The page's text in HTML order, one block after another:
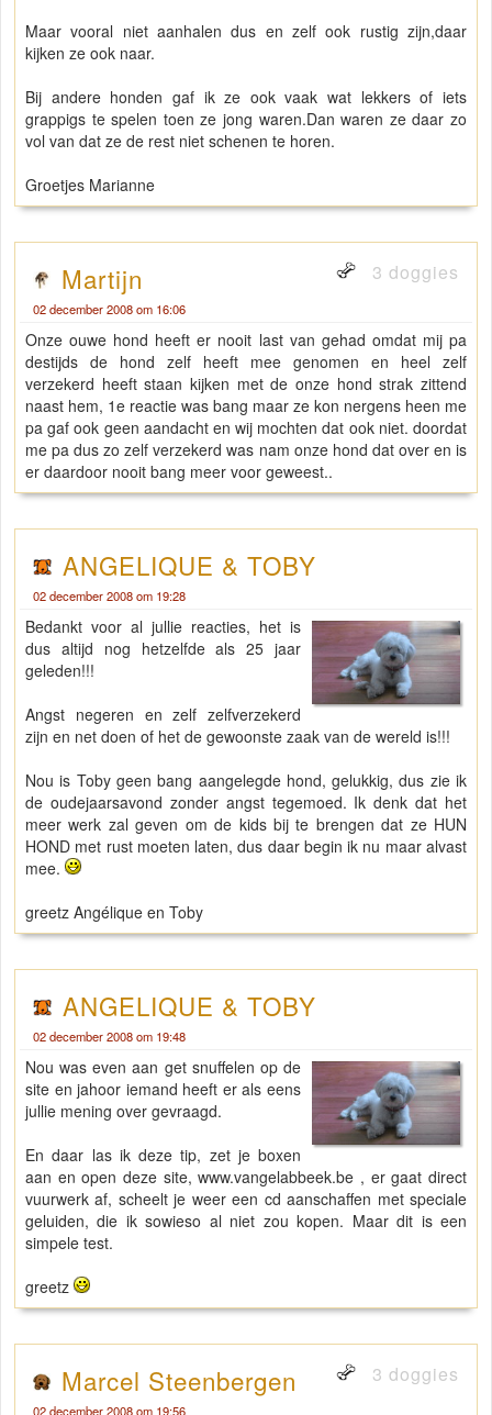
Maar vooral niet aanhalen dus en zelf ook rustig zijn,daar
kijken ze ook naar.
Bij andere honden gaf ik ze ook vaak wat lekkers of iets
grappigs te spelen toen ze jong waren.Dan waren ze daar zo
vol van dat ze de rest niet schenen te horen.
Groetjes Marianne
Martijn 3 doggies
02 december 2008 om 16:06
Onze ouwe hond heeft er nooit last van gehad omdat mij pa
destijds de hond zelf heeft mee genomen en heel zelf
verzekerd heeft staan kijken met de onze hond strak zittend
naast hem, 1e reactie was bang maar ze kon nergens heen me
pa gaf ook geen aandacht en wij mochten dat ook niet. doordat
me pa dus zo zelf verzekerd was nam onze hond dat over en is
er daardoor nooit bang meer voor geweest..
ANGELIQUE & TOBY
02 december 2008 om 19:28
Bedankt voor al jullie reacties, het is
dus altijd nog hetzelfde als 25 jaar
geleden!!!
Angst negeren en zelf zelfverzekerd
zijn en net doen of het de gewoonste zaak van de wereld is!!!
Nou is Toby geen bang aangelegde hond, gelukkig, dus zie ik
de oudejaarsavond zonder angst tegemoed. Ik denk dat het
meer werk zal geven om de kids bij te brengen dat ze HUN
HOND met rust moeten laten, dus daar begin ik nu maar alvast
mee.
greetz Angélique en Toby
ANGELIQUE & TOBY
02 december 2008 om 19:48
Nou was even aan get snuffelen op de
site en jahoor iemand heeft er als eens
jullie mening over gevraagd.
En daar las ik deze tip, zet je boxen
aan en open deze site, www.vangelabbeek.be , er gaat direct
vuurwerk af, scheelt je weer een cd aanschaffen met speciale
geluiden, die ik sowieso al niet zou kopen. Maar dit is een
simpele test.
greetz
Marcel Steenbergen 3 doggies
02 december 2008 om 19:56